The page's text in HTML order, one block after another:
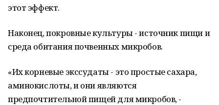
этот эффект.
Наконец, покровные культуры - источник пищи и
среда обитания почвенных микробов.
«Их корневые экссудаты - это простые сахара,
аминокислоты, и они являются
предпочтительной пищей для микробов, -